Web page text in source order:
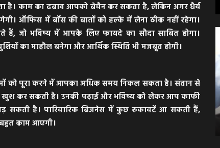
है। काम का दबाव आपको बेचैन कर सकता है, लेकिन अगर धैर्य
ऑफिस में बॉस की बातों को हल्के में लेना ठीक नहीं रहेगा।
जो भविष्य में आपके लिए फायदे का सौदा साबित होगा।
का माहौल बनेगा और आर्थिक स्थिति भी मजबूत होगी।
को पूरा करने में आपका अधिक समय निकल सकता है। संतान से
खुश कर सकती है। उनकी पढ़ाई और भविष्य को लेकर आप काफी
सकती है। पारिवारिक बिजनेस में कुछ रुकावटें आ सकती हैं,
काम आएगी।